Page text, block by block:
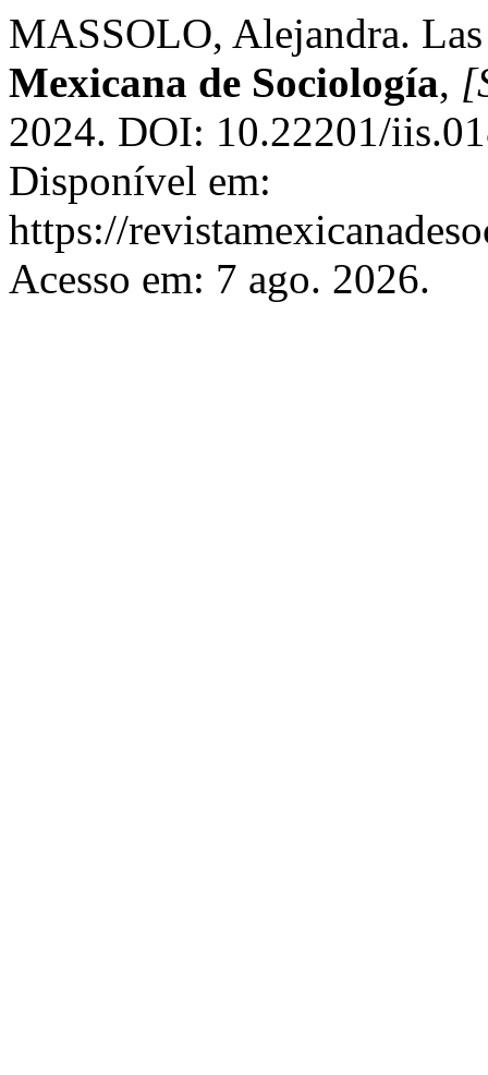
MASSOLO, Alejandra.
Mexicana de Sociología,
2024. DOI: 10.22201/
Disponível em:
https://
Acesso em: 7 ago. 2026.